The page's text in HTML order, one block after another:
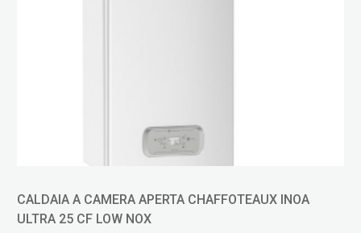
CALDAIA A CAMERA APERTA CHAFFOTEAUX INOA
ULTRA 25 CF LOW NOX